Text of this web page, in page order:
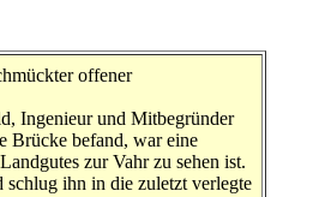
offener
Ingenieur und Mitbegründer
Brücke befand, war eine
zur Vahr zu sehen ist.
schlug ihn in die zuletzt verlegte